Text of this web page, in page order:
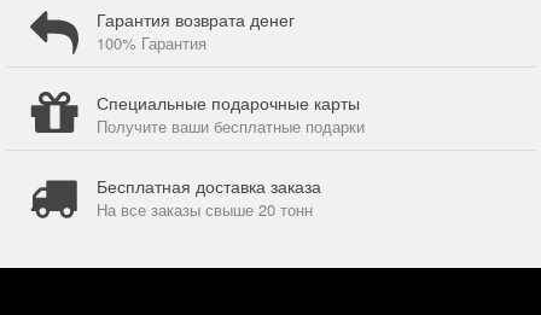
Гарантия возврата денег
100% Гарантия
Специальные подарочные карты
Получите ваши бесплатные подарки
Бесплатная доставка заказа
На все заказы свыше 20 тонн